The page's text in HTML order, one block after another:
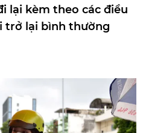
lại kèm theo các điều
trở lại bình thường